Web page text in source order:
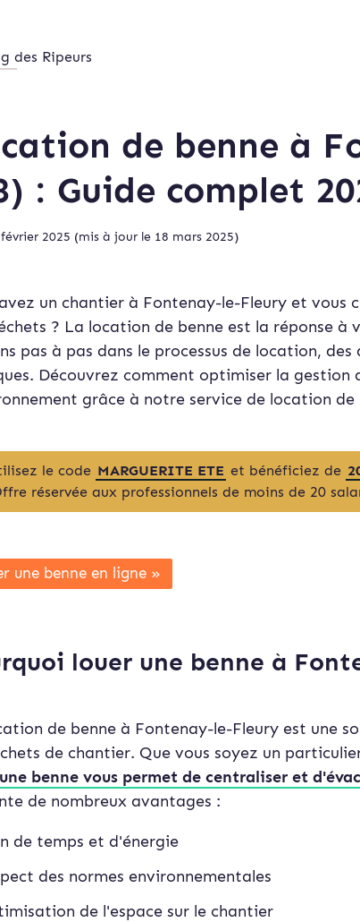
des Ripeurs
de benne à
: Guide complet
2025 (mis à jour le 18 mars 2025)
un chantier à Fontenay-le-Fleury et vous
? La location de benne est la réponse à
pas à pas dans le processus de location,
Découvrez comment optimiser la gestion
grâce à notre service de location de
le code MARGUERITE ETE et bénéficiez de
réservée aux professionnels de moins de 20
une benne en ligne »
louer une benne à
de benne à Fontenay-le-Fleury est une
de chantier. Que vous soyez un
une benne vous permet de centraliser et
de nombreux avantages :
de temps et d'énergie
des normes environnementales
de l'espace sur le chantier